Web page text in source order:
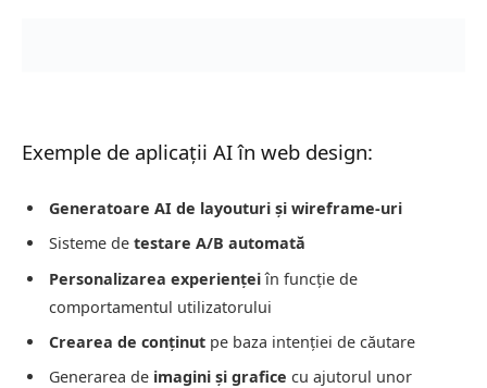
Exemple de aplicații AI în web design:
Generatoare AI de layouturi și wireframe-uri
Sisteme de testare A/B automată
Personalizarea experiențeiîn funcție de
comportamentul utilizatorului
Crearea de conținut pe baza intenției de căutare
Generarea de imagini și grafice cu ajutorul unor